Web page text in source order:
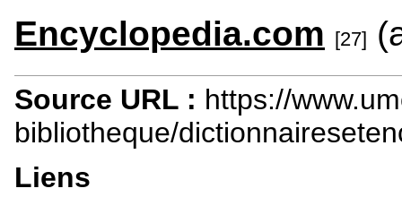
Encyclopedia.com [27]
Source URL : https://
bibliotheque/
Liens